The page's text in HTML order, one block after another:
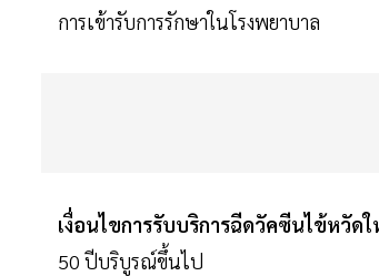
การเข้ารับการรักษาในโรงพยาบาล
เงื่อนไขการรับบริการฉีดวัคซีนไข้หวัด
50 ปีบริบูรณ์ขึ้นไป